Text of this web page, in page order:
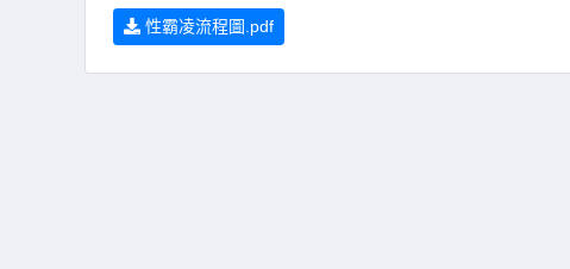
性霸凌流程圖.pdf